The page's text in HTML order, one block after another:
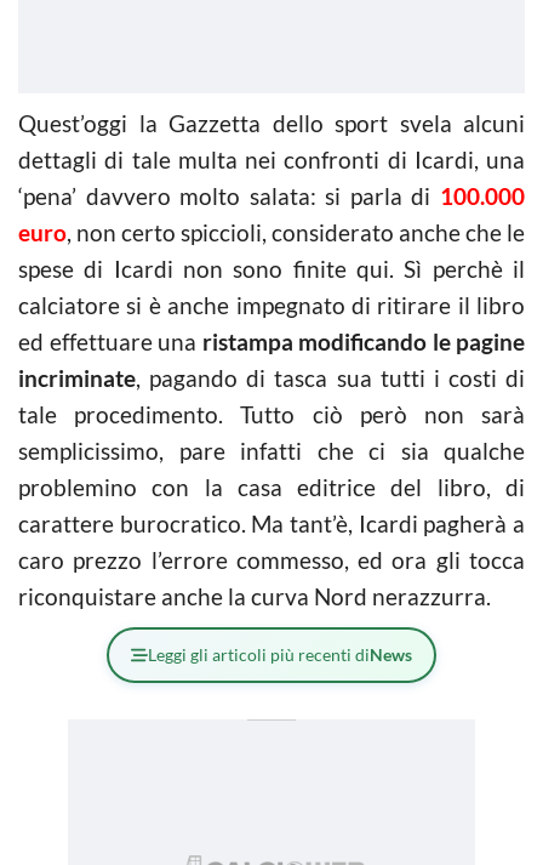
Quest’oggi la Gazzetta dello sport svela alcuni
dettagli di tale multa nei confronti di Icardi, una
‘pena’ davvero molto salata: si parla di 100.000
euro, non certo spiccioli, considerato anche che le
spese di Icardi non sono finite qui. Sì perchè il
calciatore si è anche impegnato di ritirare il libro
ed effettuare una ristampa modificando le pagine
incriminate, pagando di tasca sua tutti i costi di
tale procedimento. Tutto ciò però non sarà
semplicissimo, pare infatti che ci sia qualche
problemino con la casa editrice del libro, di
carattere burocratico. Ma tant’è, Icardi pagherà a
caro prezzo l’errore commesso, ed ora gli tocca
riconquistare anche la curva Nord nerazzurra.
Leggi gli articoli più recenti diNews